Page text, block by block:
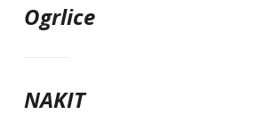
Ogrlice
NAKIT